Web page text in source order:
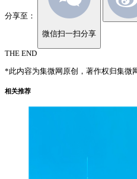
分享至：
微信扫一扫分享
THE END
*此内容为集微网原创，著作权归集微
相关推荐